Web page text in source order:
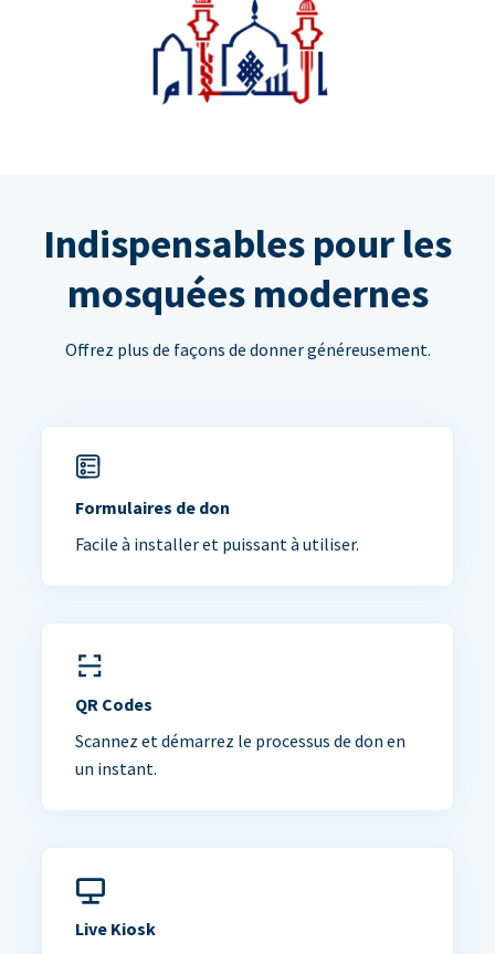
Indispensables pour les
mosquées modernes
Offrez plus de façons de donner généreusement.
Formulaires de don
Facile à installer et puissant à utiliser.
QR Codes
Scannez et démarrez le processus de don en
un instant.
Live Kiosk